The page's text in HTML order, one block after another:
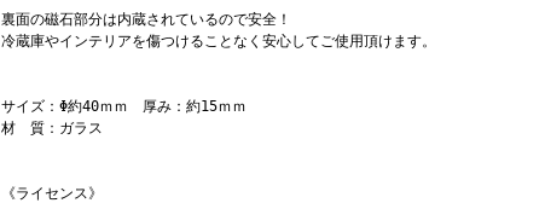
裏面の磁石部分は内蔵されているので安全！
冷蔵庫やインテリアを傷つけることなく安心してご使用頂けます。
サイズ：Φ約40ｍｍ 厚み：約15ｍｍ
材 質：ガラス
《ライセンス》